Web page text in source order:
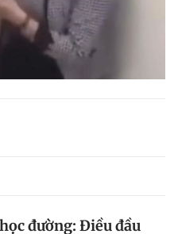
đường: Điều đầu